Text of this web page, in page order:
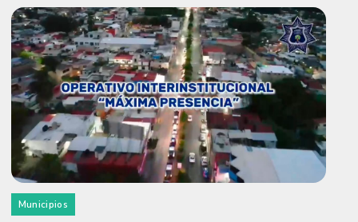
Municipios